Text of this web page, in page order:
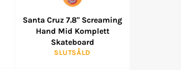
Santa Cruz 7.8" Screaming
Hand Mid Komplett
Skateboard
SLUTSÅLD